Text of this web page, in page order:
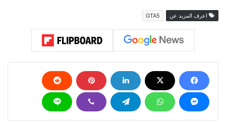
اعرف المزيد عن GTA5